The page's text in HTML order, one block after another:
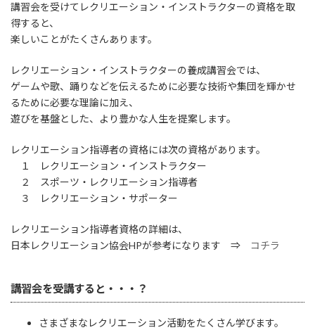
講習会を受けてレクリエーション・インストラクターの資格を取
得すると、
楽しいことがたくさんあります。
レクリエーション・インストラクターの養成講習会では、
ゲームや歌、踊りなどを伝えるために必要な技術や集団を輝かせ
るために必要な理論に加え、
遊びを基盤とした、より豊かな人生を提案します。
レクリエーション指導者の資格には次の資格があります。
１ レクリエーション・インストラクター
２ スポーツ・レクリエーション指導者
３ レクリエーション・サポーター
レクリエーション指導者資格の詳細は、
日本レクリエーション協会HPが参考になります ⇒ コチラ
講習会を受講すると・・・？
さまざまなレクリエーション活動をたくさん学びます。